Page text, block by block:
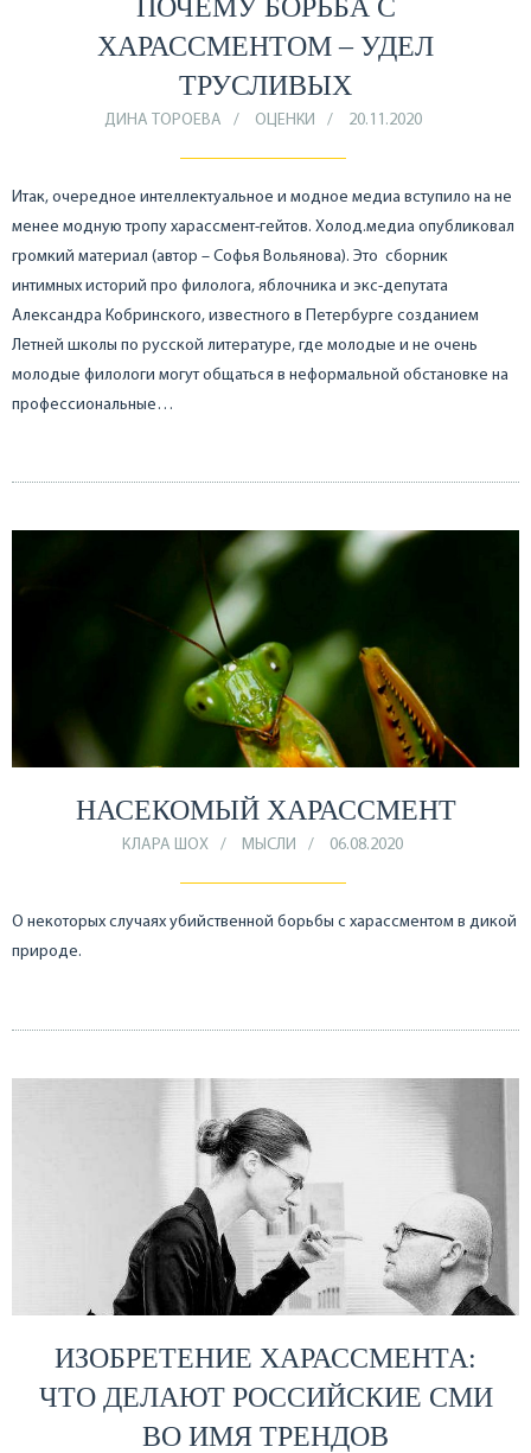
ПОЧЕМУ БОРЬБА С
ХАРАССМЕНТОМ – УДЕЛ
ТРУСЛИВЫХ
ДИНА ТОРОЕВА ОЦЕНКИ 20.11.2020
Итак, очередное интеллектуальное и модное медиа вступило на не
менее модную тропу харассмент-гейтов. Холод.медиа опубликовал
громкий материал (автор – Софья Вольянова). Это сборник
интимных историй про филолога, яблочника и экс-депутата
Александра Кобринского, известного в Петербурге созданием
Летней школы по русской литературе, где молодые и не очень
молодые филологи могут общаться в неформальной обстановке на
профессиональные…
НАСЕКОМЫЙ ХАРАССМЕНТ
КЛАРА ШОХ МЫСЛИ 06.08.2020
О некоторых случаях убийственной борьбы с харассментом в дикой
природе.
ИЗОБРЕТЕНИЕ ХАРАССМЕНТА:
ЧТО ДЕЛАЮТ РОССИЙСКИЕ СМИ
ВО ИМЯ ТРЕНДОВ